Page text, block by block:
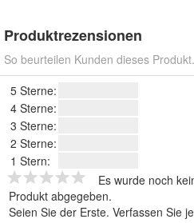
Produktrezensionen
So beurteilen Kunden dieses Produkt.
5 Sterne:
4 Sterne:
3 Sterne:
2 Sterne:
1 Stern:
Es wurde noch
Produkt abgegeben.
Seien Sie der Erste. Verfassen Sie